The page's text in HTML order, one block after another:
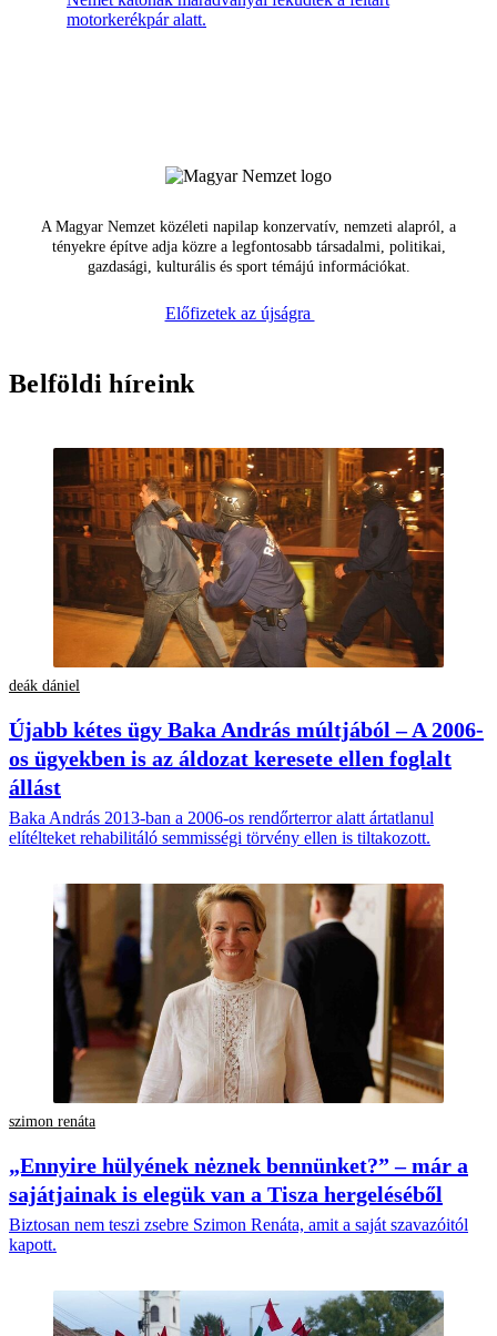
motorkerékpár alatt.
A Magyar Nemzet közéleti napilap konzervatív, nemzeti alapról, a
tényekre építve adja közre a legfontosabb társadalmi, politikai,
gazdasági, kulturális és sport témájú információkat.
Előfizetek az újságra
Belföldi híreink
deák dániel
Újabb kétes ügy Baka András múltjából – A 2006-
os ügyekben is az áldozat keresete ellen foglalt
állást
Baka András 2013-ban a 2006-os rendőrterror alatt ártatlanul
elítélteket rehabilitáló semmisségi törvény ellen is tiltakozott.
szimon renáta
„Ennyire hülyének nėznek bennünket?” – már a
sajátjainak is elegük van a Tisza hergeléséből
Biztosan nem teszi zsebre Szimon Renáta, amit a saját szavazóitól
kapott.